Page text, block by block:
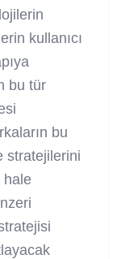
kullanıcı
bu tür
bu
stratejilerini
hale